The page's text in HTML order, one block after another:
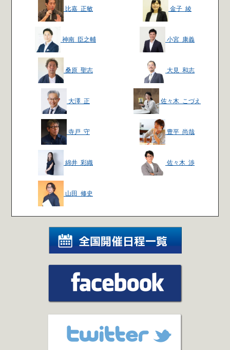
比嘉 正敏 金子 綾
神南 臣之輔 小宮 康義
桑原 聖志 大見 和志
大澤 正 佐々木 こづえ
寺戸 守 豊平 尚哉
綿井 彩織 佐々木 渉
山田 修史